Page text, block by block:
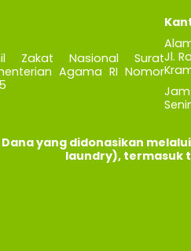
Zakat Nasional Surat
Agama RI Nomor
Jl.
Dana yang didonasikan
laundry), termasuk